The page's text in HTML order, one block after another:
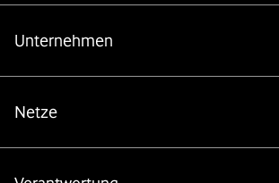
Unternehmen
Netze